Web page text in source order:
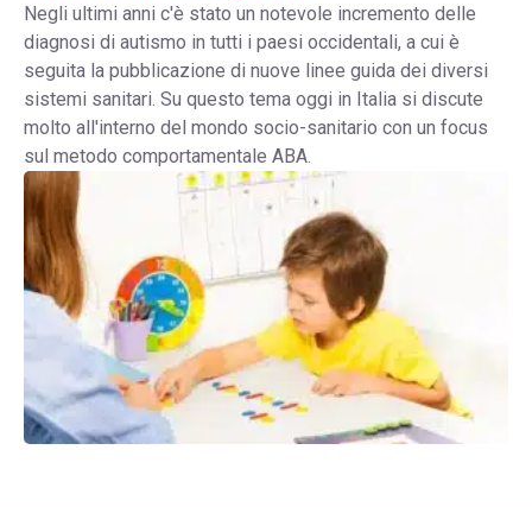
Negli ultimi anni c'è stato un notevole incremento delle
diagnosi di autismo in tutti i paesi occidentali, a cui è
seguita la pubblicazione di nuove linee guida dei diversi
sistemi sanitari. Su questo tema oggi in Italia si discute
molto all'interno del mondo socio-sanitario con un focus
sul metodo comportamentale ABA.